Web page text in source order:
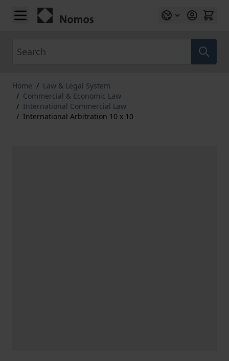
Skip to Content
Home / Law & Legal System
/ Commercial & Economic Law
/ International Commercial Law
/ International Arbitration 10 x 10